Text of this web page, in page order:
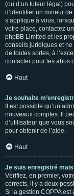
(ou d’un tuteur légal)
d’identifier un mineur
s’applique à vous,
votre place, contactez
phpBB Limited et les
conseils juridiques et
de toutes sortes, à
contacter pour les abus
Haut
Je souhaite
Il est possible qu’un
nouveaux comptes. Il
d’utilisateur que vous
pour obtenir de l’aide.
Haut
Je suis enregistré
Vérifiez, en premier,
corrects, il y a deux
Si la gestion COPPA